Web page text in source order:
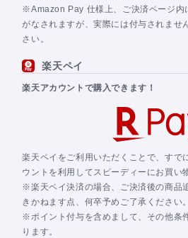
※Amazon Pay 仕様上、ご決済ページ内
がなされますが、実際には付与されませ
さい。
楽天ペイ
楽天アカウントで購入できます！
楽天ペイをご利用いただくことで、すで
ウントを利用してスピーディーにお買い
※楽天ペイ決済の場合、ご決済後の商品
きかねます点、何卒予めご了承ください。
※ポイント付与を含めまして、その他条
ります。